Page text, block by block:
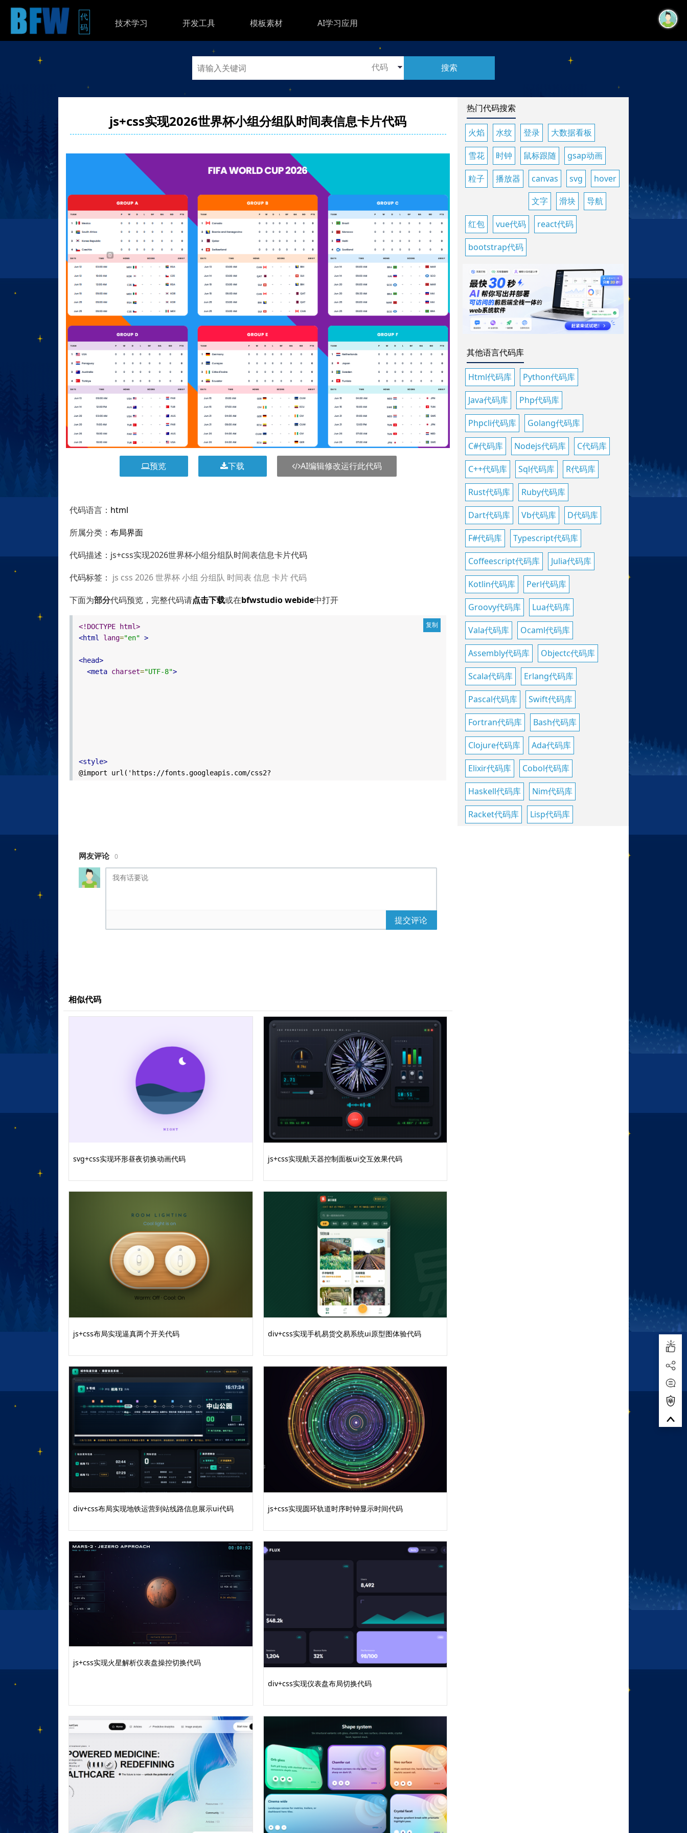
代
码
技术学习 开发工具 模板素材 AI学习应用
搜索
js+css实现2026世界杯小组分组队时间表信息卡片代码
预览 下载 AI编辑修改运行此代码
代码语言： html
所属分类：布局界面
代码描述：js+css实现2026世界杯小组分组队时间表信息卡片代码
代码标签： js css 2026世界杯小组 分组队 时间表 信息 卡片代码
下面为部分代码预览，完整代码请点击下载或在bfwstudio webide中打开
<!DOCTYPE html>
<html
lang="en" >
<head>
<meta charset="UTF-8">
<style>
@import url('https://fonts.googleapis.com/css2?
--group-color-d: #7B1FA2;
--group-color-f: #00BCD4;
--group-color-g: #00E676;
--group-color-k: #009688;
padding: 0;
box-sizing: border-box;
font-family: 'Poppins', sans-serif;
background: linear-gradient(45deg, #E61D25 20%, #FF6B00 0 40%, #2196F3 0 60%, #7B1FA2
0 80%, #00BCD4 0);
background-size: 100% 100%;
background-position: 0 0;
background-attachment: fixed;
padding: 80px 20px;
overflow-x: hidden;
text-align: center;
margin-bottom: 100px;
header h1 {
font-size: 3.5rem;
font-weight: 900;
letter-spacing: -1.5px;
text-transform: uppercase;
#groups-container {
display: grid;
grid-template-columns: repeat(auto-fit, minmax(600px, 1fr));
gap: 60px;
perspective: 1000px;
.group-wrapper {
background: white;
border-radius: 24px;
overflow: hidden;
display: flex;
flex-direction: column;
.group-wrapper::before {
content: '';
position: absolute;
top: 0;
left: 0;
right: 0;
height: 8px;
background: linear-gradient(90deg, currentColor 0%, currentColor 100%);
.group-wrapper:nth-child(2) { --accent-color: var(--group-color-b); }
载查看
网友评论 0
提交评论
相似代码
svg+css实现环形昼夜切换动画代码 js+css实现航天器控制面板ui交互效果代码
js+css布局实现逼真两个开关代码 div+css实现手机易货交易系统ui原型图体验代码
div+css布局实现地铁运营到站线路信息展示ui代码 js+css实现圆环轨道时序时钟显示时间代码
js+css实现火星解析仪表盘操控切换代码
div+css实现仪表盘布局切换代码
热门代码搜索
火焰 水纹 登录 大数据看板
雪花 时钟 鼠标跟随 gsap动画
粒子 播放器 canvas svg
hover
文字
滑块 导航
红包 vue代码 react代码
bootstrap代码
其他语言代码库
Html代码库 Python代码库
Java代码库 Php代码库
Phpcli代码库 Golang代码库
C#代码库 Nodejs代码库 C代码库
C++代码库 Sql代码库 R代码库
Rust代码库 Ruby代码库
Dart代码库 Vb代码库 D代码库
F#代码库 Typescript代码库
Coffeescript代码库 Julia代码库
Kotlin代码库 Perl代码库
Groovy代码库 Lua代码库
Vala代码库 Ocaml代码库
Assembly代码库 Objectc代码库
Scala代码库 Erlang代码库
Pascal代码库 Swift代码库
Fortran代码库 Bash代码库
Clojure代码库 Ada代码库
Elixir代码库 Cobol代码库
Haskell代码库 Nim代码库
Racket代码库 Lisp代码库